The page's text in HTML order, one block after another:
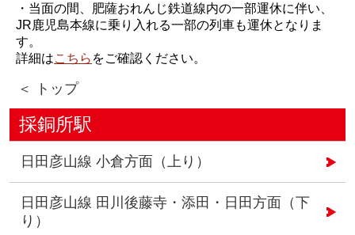
・当面の間、肥薩おれんじ鉄道線内の一部運休に伴い、
JR鹿児島本線に乗り入れる一部の列車も運休となりま
す。
詳細はこちら をご確認ください。
＜ トップ
採銅所駅
日田彦山線 小倉方面（上り）
日田彦山線 田川後藤寺・添田・日田方面（下
り）